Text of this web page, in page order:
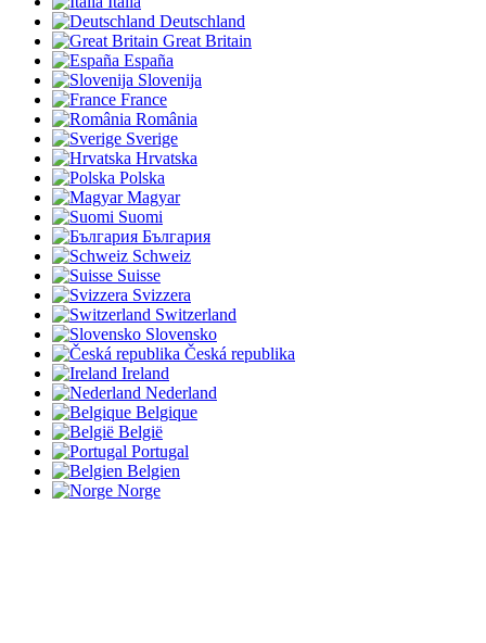
Deutschland
Great Britain
España
Slovenija
France
România
Sverige
Hrvatska
Polska
Magyar
Suomi
България
Schweiz
Suisse
Svizzera
Switzerland
Slovensko
Česká republika
Ireland
Nederland
Belgique
België
Portugal
Belgien
Norge